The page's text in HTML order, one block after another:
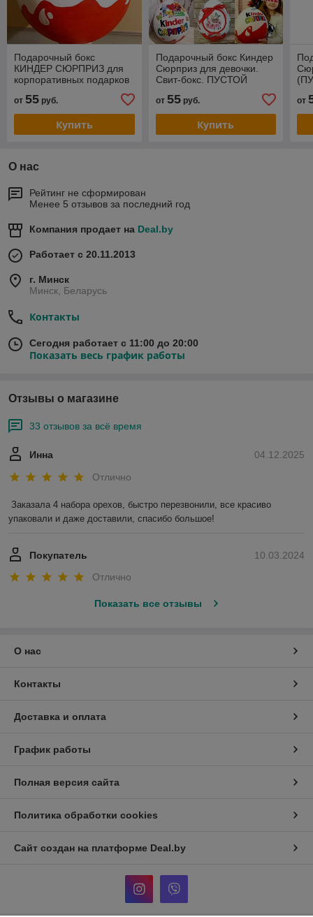
Подарочный бокс
КИНДЕР СЮРПРИЗ для
корпоративных подарков
от 55 руб.
Купить
Подарочный бокс Киндер
Сюрприз для девочки.
Свит-бокс. ПУСТОЙ
от 55руб.
Купить
от
О нас
Рейтинг не сформирован
Менее 5 отзывов за последний год
Компания продает на Deal.by
Работает с 20.11.2013
г. Минск
Минск, Беларусь
Контакты
Сегодня работает с 11:00 до 20:00
Показать весь график работы
Отзывы о магазине
33 отзывов за всё время
04.12.2025
Инна
Отлично
Заказала 4 набора орехов, быстро перезвонили, все красиво
упаковали и даже доставили, спасибо большое!
10.03.2024
Покупатель
Отлично
Показать все отзывы
О нас
Контакты
Доставка и оплата
График работы
Полная версия сайта
Политика обработки cookies
Сайт создан на платформе Deal.by